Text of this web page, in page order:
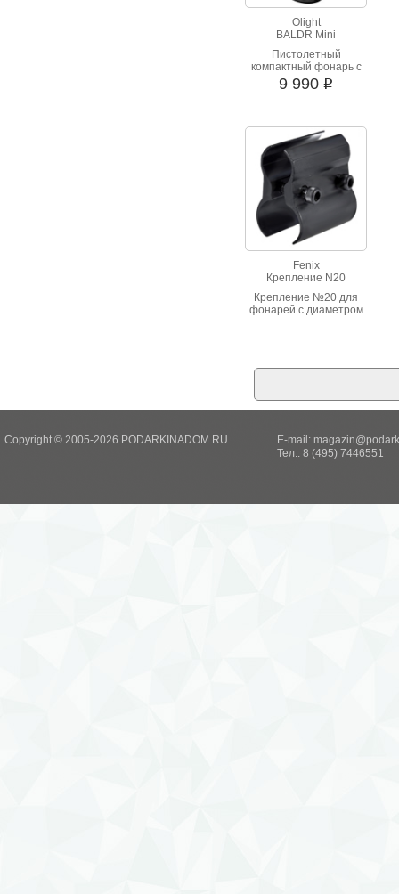
Olight
BALDR Mini
Пистолетный
компактный фонарь с
лазерным
целеуказателем
9 990 i
Fenix
Крепление N20
Крепление №20 для
фонарей с диаметром
Copyright © 2005-2026 PODARKINADOM.RU E-mail:
Тел.: 8 (495) 7446551